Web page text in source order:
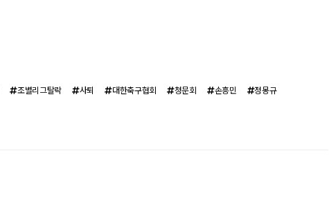
조별리그탈락 사퇴 대한축구협회 청문회 손흥민 정몽규